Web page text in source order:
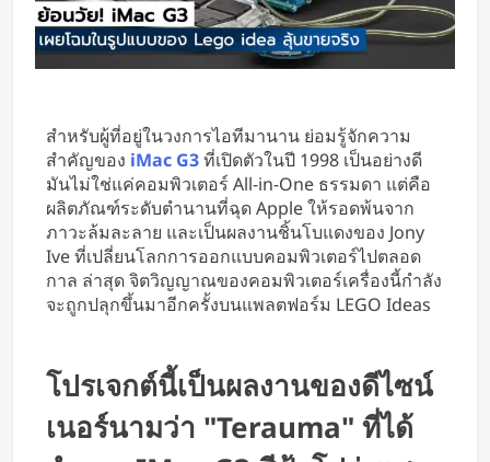
เปลี่ยนขยะพลาสติกเป็นพลังงาน
สะอาด! นักวิจัยค้นพบวิธีผลิต
“ไฮโดรเจน” จากพลาสติกผสม โดย
ช่วยให้ผู้พิการใช้คอมฯ ได้โดยไม่ต้อง
ใช้มือ
สำหรับผู้ที่อยู่ในวงการไอทีมานาน ย่อมรู้จักความ
สำคัญของ iMac G3ที่เปิดตัวในปี 1998 เป็นอย่างดี
มันไม่ใช่แค่คอมพิวเตอร์ All-in-One ธรรมดา แต่คือ
ผลิตภัณฑ์ระดับตำนานที่ฉุด Apple ให้รอดพ้นจาก
ภาวะล้มละลาย และเป็นผลงานชิ้นโบแดงของ Jony
Ive ที่เปลี่ยนโลกการออกแบบคอมพิวเตอร์ไปตลอด
กาล ล่าสุด จิตวิญญาณของคอมพิวเตอร์เครื่องนี้กำลัง
จะถูกปลุกขึ้นมาอีกครั้งบนแพลตฟอร์ม LEGO Ideas
โปรเจกต์นี้เป็นผลงานของดีไซน์
เนอร์นามว่า "terauma" ที่ได้